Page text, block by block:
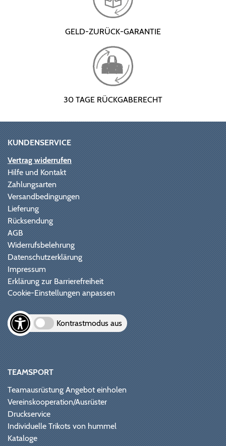
GELD-ZURÜCK-GARANTIE
30 TAGE RÜCKGABERECHT
KUNDENSERVICE
Vertrag widerrufen
Hilfe und Kontakt
Zahlungsarten
Versandbedingungen
Lieferung
Rücksendung
AGB
Widerrufsbelehrung
Datenschutzerklärung
Impressum
Erklärung zur Barrierefreiheit
Cookie-Einstellungen anpassen
Kontrastmodus aus
TEAMSPORT
Teamausrüstung Angebot einholen
Vereinskooperation/Ausrüster
Druckservice
Individuelle Trikots von hummel
Kataloge